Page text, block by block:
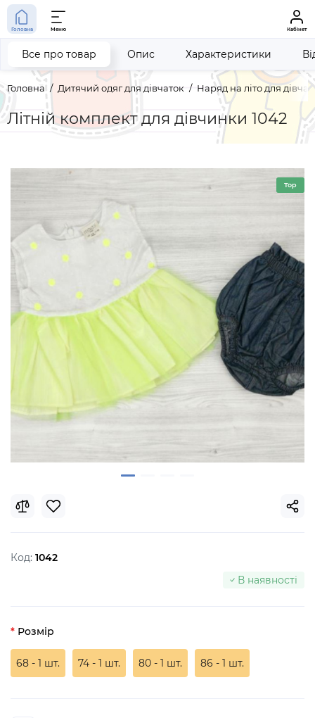
Головна Меню Кабінет
Головна Дитячий одяг для дівчаток Наряд на літо для
Літній комплект для дівчинки 1042
Все про товар Опис Характеристики
Top
Код: 1042
В наявності
Розмір
68 - 1 шт. 74 - 1 шт. 80 - 1 шт. 86 - 1 шт.